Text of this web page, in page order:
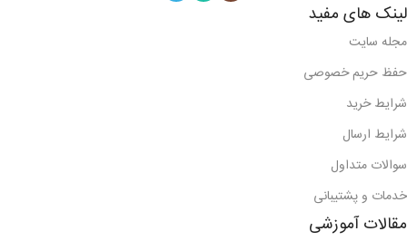
لینک های مفید
مجله سایت
حفظ حریم خصوصی
شرایط خرید
شرایط ارسال
سوالات متداول
خدمات و پشتیبانی
مقالات آموزشی